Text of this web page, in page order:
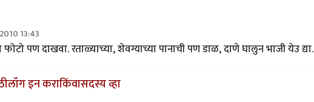
13:43
पण दाखवा. रताळ्याच्या, शेवग्याच्या पानाची पण डाळ, दाणे घालुन भाजी येउ द्या.
लॉग इन कराकिंवासदस्य व्हा